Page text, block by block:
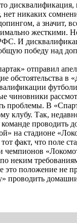
нет никаких
а значит,
жесткими.
И
победу над
отправил
обстоятельства в
чиновники
проблемы. В
клубу. Так,
команде
на стадионе
факт, что поле
чемпионов
неким
это положение не
проводить